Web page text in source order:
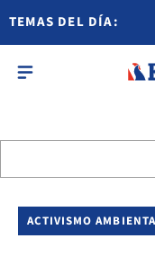
TEMAS DEL DÍA:
ACTIVISMO